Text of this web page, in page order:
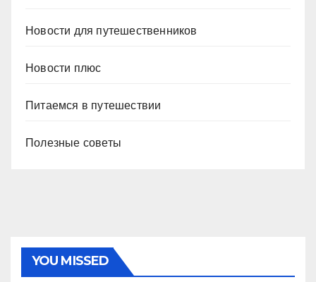
Новости для путешественников
Новости плюс
Питаемся в путешествии
Полезные советы
YOU MISSED